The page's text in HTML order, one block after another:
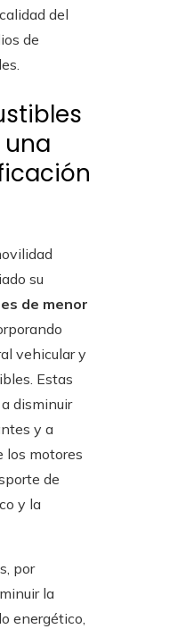
del
de
su
de menor
vehicular y
Estas
disminuir
y a
los motores
de
y la
por
la
energético,